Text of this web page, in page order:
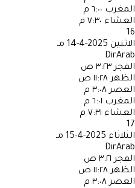
المغرب ٦:٠٠ م
العشاء ٧:٣٠ م
16
الاثنين 2025-4-14 مـ
DirArab
الفجر ٣:٢٣ ص
الظهر ١١:٢٨ ص
العصر ٣:٠٨ م
المغرب ٦:٠١ م
العشاء ٧:٣١ م
17
الثلاثاء 2025-4-15 مـ
DirArab
الفجر ٣:٢١ ص
الظهر ١١:٢٨ ص
العصر ٣:٠٨ م